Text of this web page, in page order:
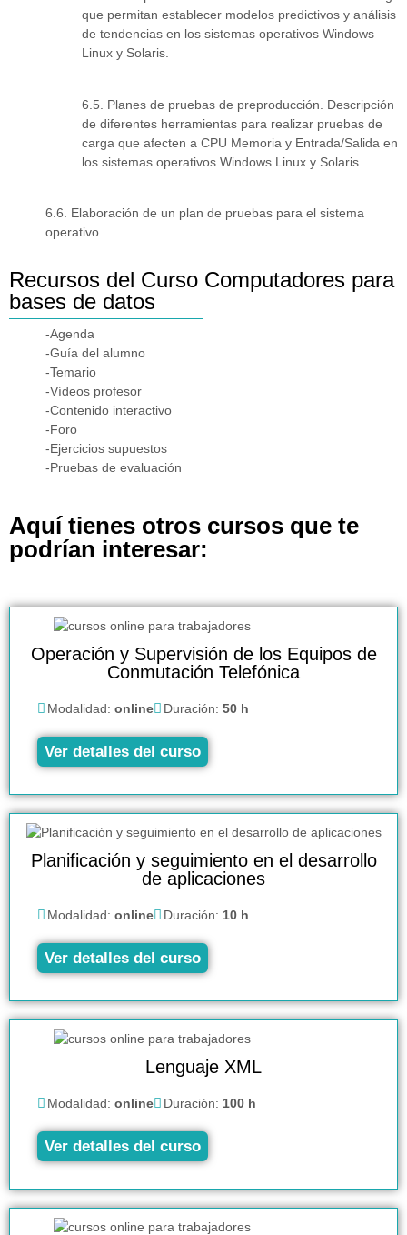
que permitan establecer modelos predictivos y análisis
de tendencias en los sistemas operativos Windows
Linux y Solaris.
6.5. Planes de pruebas de preproducción. Descripción
de diferentes herramientas para realizar pruebas de
carga que afecten a CPU Memoria y Entrada/Salida en
los sistemas operativos Windows Linux y Solaris.
6.6. Elaboración de un plan de pruebas para el sistema
operativo.
Recursos del Curso Computadores para
bases de datos
-Agenda
-Guía del alumno
-Temario
-Vídeos profesor
-Contenido interactivo
-Foro
-Ejercicios supuestos
-Pruebas de evaluación
Aquí tienes otros cursos que te
podrían interesar:
Operación y Supervisión de los Equipos de
Conmutación Telefónica
Modalidad: online Duración: 50 h
Ver detalles del curso
Planificación y seguimiento en el desarrollo
de aplicaciones
Modalidad: online Duración: 10 h
Ver detalles del curso
Lenguaje XML
Modalidad: online Duración: 100 h
Ver detalles del curso